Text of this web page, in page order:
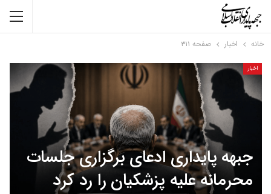
خانه اخبار صفحه ۳۱۱
اخبار
جبهه پایداری ادعای برگزاری جلسات
محرمانه علیه پزشکیان را رد کرد